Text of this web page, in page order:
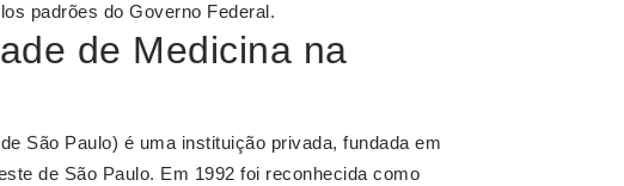
padrões do Governo Federal.
de Medicina na
São Paulo) é uma instituição privada, fundada em
de São Paulo. Em 1992 foi reconhecida como